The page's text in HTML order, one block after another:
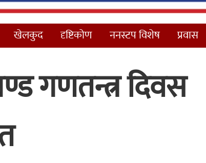
खेलकुद दृष्टिकोण ननस्टप विशेष प्रवास
गणतन्त्र दिवस